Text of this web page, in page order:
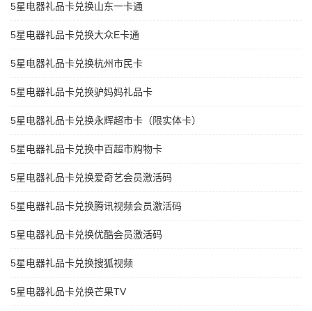
5星电器礼品卡兑换山东一卡通
5星电器礼品卡兑换大众E卡通
5星电器礼品卡兑换杭州市民卡
5星电器礼品卡兑换驴妈妈礼品卡
5星电器礼品卡兑换永辉超市卡（限实体卡）
5星电器礼品卡兑换中百超市购物卡
5星电器礼品卡兑换爱奇艺会员激活码
5星电器礼品卡兑换腾讯视频会员激活码
5星电器礼品卡兑换优酷会员激活码
5星电器礼品卡兑换搜狐视频
5星电器礼品卡兑换芒果TV